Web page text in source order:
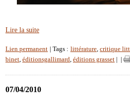
Lire la suite
Lien permanent | Tags : littérature,critique
binet, éditionsgallimard, éditions grasset
07/04/2010